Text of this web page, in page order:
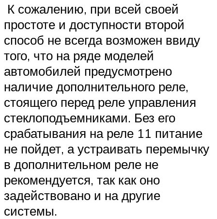
К сожалению, при всей своей
простоте и доступности второй
способ не всегда возможен ввиду
того, что на ряде моделей
автомобилей предусмотрено
наличие дополнительного реле,
стоящего перед реле управления
стеклоподъемниками. Без его
срабатывания на реле 11 питание
не пойдет, а устраивать перемычку
в дополнительном реле не
рекомендуется, так как оно
задействовано и на другие
системы.